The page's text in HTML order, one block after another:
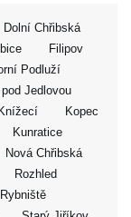
Dolní Chřibská
Filipov
Podluží
Jedlovou
Knížecí
Kopec
Kunratice
Nová Chřibská
Rozhled
Rybniště